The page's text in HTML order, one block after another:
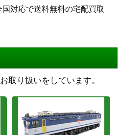
対応で送料無料の宅配買取
取り扱いをしています。